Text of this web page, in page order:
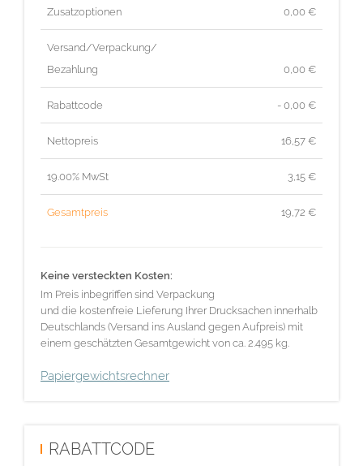
Zusatzoptionen 0,00 €
Versand/Verpackung/
Bezahlung
0,00 €
Rabattcode - 0,00 €
Nettopreis 16,57 €
19.00% MwSt 3,15 €
Gesamtpreis 19,72 €
Keine versteckten Kosten:
Im Preis inbegriffen sind Verpackung
und die kostenfreie Lieferung Ihrer Drucksachen innerhalb
Deutschlands (Versand ins Ausland gegen Aufpreis) mit
einem geschätzten Gesamtgewicht von ca. 2.495 kg.
Papiergewichtsrechner
RABATTCODE